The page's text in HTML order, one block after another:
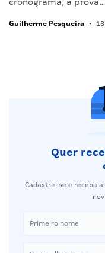
cronograma, a prova…
Guilherme Pesqueira •
Quer
Cadastre-se e receba